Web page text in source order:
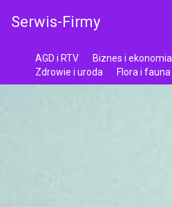
Serwis-Firmy
AGD i RTV Biznes i ekonomia
Zdrowie i uroda
Flora i fauna